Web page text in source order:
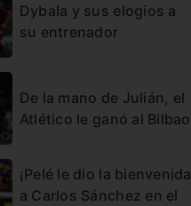
Dybala y sus elogios a
su entrenador
De la mano de Julián, el
Atlético le ganó al Bilbao
¡Pelé le dio la bienvenida
a Carlos Sánchez en el